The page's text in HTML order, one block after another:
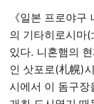
《일본 프로야
의 기타히로시마
있다. 니혼햄의
인 삿포로(札幌)
시에서 이 돔구